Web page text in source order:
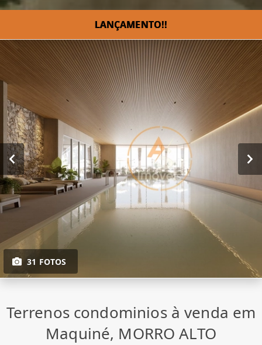
LANÇAMENTO!!
31 FOTOS
Terrenos condominios à venda em
Maquiné, MORRO ALTO